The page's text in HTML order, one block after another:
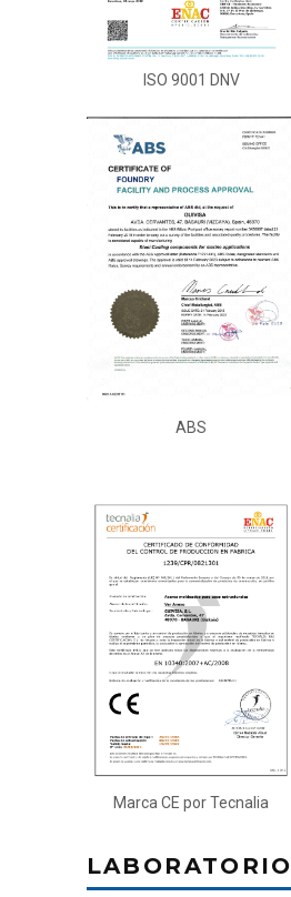
ISO 9001 DNV
ABS
Marca CE por Tecnalia
LABORATORIO